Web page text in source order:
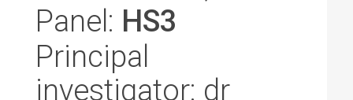
Panel: HS3
Principal
investigator: dr